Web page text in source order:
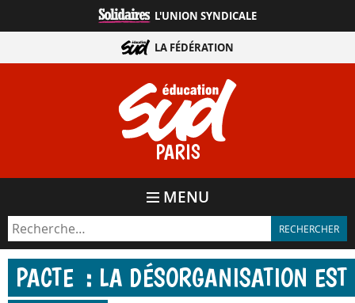
directement
contenu
PARIS
L'UNION SYNDICALE
LA FÉDÉRATION
MENU
PACTE : LA DÉSORGANISATION EST